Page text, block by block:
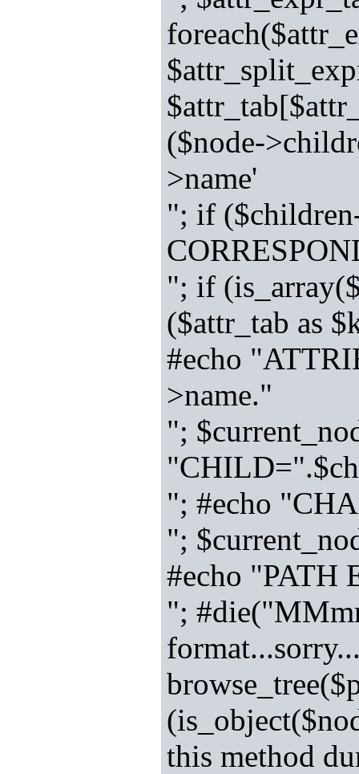
($node-
>name'
"; if
"; if
($attr_tab as
#echo
>name."
";
"; #echo
";
#echo "PATH
";
this method